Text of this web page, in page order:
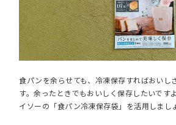
食パンを余らせても、冷凍保存すればおいし
す。余ったときでもおいしく保存したいです
イソーの「食パン冷凍保存袋」を活用しまし